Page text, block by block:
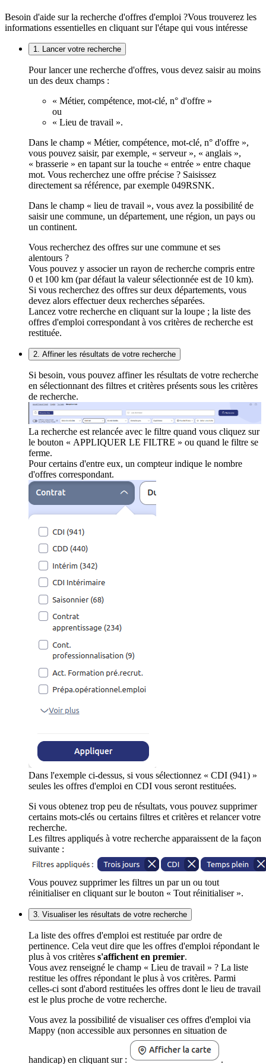
Besoin d'aide sur la recherche d'offres d'emploi ?Vous trouverez les
informations essentielles en cliquant sur l'étape qui vous intéresse
1. Lancer votre recherche
Pour lancer une recherche d'offres, vous devez saisir au moins
un des deux champs :
« Métier, compétence, mot-clé, n° d'offre »
ou
« Lieu de travail ».
Dans le champ « Métier, compétence, mot-clé, n° d'offre »,
vous pouvez saisir, par exemple, « serveur », « anglais »,
« brasserie » en tapant sur la touche « entrée » entre chaque
mot. Vous recherchez une offre précise ? Saisissez
directement sa référence, par exemple 049RSNK.
Dans le champ « lieu de travail », vous avez la possibilité de
saisir une commune, un département, une région, un pays ou
un continent.
Vous recherchez des offres sur une commune et ses
alentours ?
Vous pouvez y associer un rayon de recherche compris entre
0 et 100 km (par défaut la valeur sélectionnée est de 10 km).
Si vous recherchez des offres sur deux départements, vous
devez alors effectuer deux recherches séparées.
Lancez votre recherche en cliquant sur la loupe ; la liste des
offres d'emploi correspondant à vos critères de recherche est
restituée.
2. Affiner les résultats de votre recherche
Si besoin, vous pouvez affiner les résultats de votre recherche
en sélectionnant des filtres et critères présents sous les critères
de recherche.
La recherche est relancée avec le filtre quand vous cliquez sur
le bouton « APPLIQUER LE FILTRE » ou quand le filtre se
ferme.
Pour certains d'entre eux, un compteur indique le nombre
d'offres correspondant.
Dans l'exemple ci-dessus, si vous sélectionnez « CDI (941) »
seules les offres d'emploi en CDI vous seront restituées.
Si vous obtenez trop peu de résultats, vous pouvez supprimer
certains mots-clés ou certains filtres et critères et relancer votre
recherche.
Les filtres appliqués à votre recherche apparaissent de la façon
suivante :
Vous pouvez supprimer les filtres un par un ou tout
réinitialiser en cliquant sur le bouton « Tout réinitialiser ».
3. Visualiser les résultats de votre recherche
La liste des offres d'emploi est restituée par ordre de
pertinence. Cela veut dire que les offres d'emploi répondant le
plus à vos critères s'affichent en premier.
Vous avez renseigné le champ « Lieu de travail » ? La liste
restitue les offres répondant le plus à vos critères. Parmi
celles-ci sont d'abord restituées les offres dont le lieu de travail
est le plus proche de votre recherche.
Vous avez la possibilité de visualiser ces offres d'emploi via
Mappy (non accessible aux personnes en situation de
handicap) en cliquant sur : .